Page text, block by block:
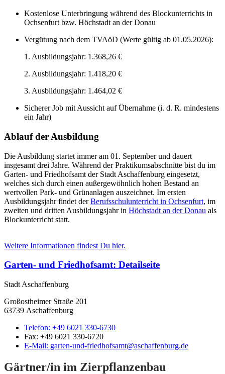
Kostenlose Unterbringung während des Blockunterrichts in
Ochsenfurt bzw. Höchstadt an der Donau
Vergütung nach dem TVAöD (Werte gültig ab 01.05.2026):
1. Ausbildungsjahr: 1.368,26 €
2. Ausbildungsjahr: 1.418,20 €
3. Ausbildungsjahr: 1.464,02 €
Sicherer Job mit Aussicht auf Übernahme (i. d. R. mindestens
ein Jahr)
Ablauf der Ausbildung
Die Ausbildung startet immer am 01. September und dauert
insgesamt drei Jahre. Während der Praktikumsabschnitte bist du im
Garten- und Friedhofsamt der Stadt Aschaffenburg eingesetzt,
welches sich durch einen außergewöhnlich hohen Bestand an
wertvollen Park- und Grünanlagen auszeichnet. Im ersten
Ausbildungsjahr findet derBerufsschulunterricht in Ochsenfurt, im
zweiten und dritten Ausbildungsjahr in Höchstadt an der Donau als
Blockunterricht statt.
Weitere Informationen findest Du hier.
Garten- und Friedhofsamt: Detailseite
Stadt Aschaffenburg
Großostheimer Straße 201
63739 Aschaffenburg
Telefon: +49 6021 330-6730
Fax: +49 6021 330-6720
E-Mail: garten-und-friedhofsamt@aschaffenburg.de
Gärtner/in im Zierpflanzenbau